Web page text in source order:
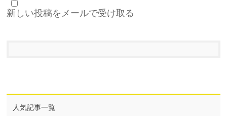
新しい投稿をメールで受け取る
人気記事一覧